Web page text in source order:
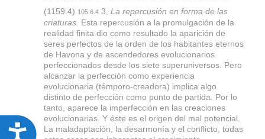
A
(1159.4) 105:6.43. La repercusión en forma de las
criaturas. Esta repercusión a la promulgación de la
realidad finita dio como resultado la aparición de
seres perfectos de la orden de los habitantes eternos
de Havona y de ascendedores evolucionarios
perfeccionados desde los siete superuniversos. Pero
alcanzar la perfección como experiencia
evolucionaria (témporo-creadora) implica algo
distinto de perfección como punto de partida. Por lo
tanto, aparece la imperfección en las creaciones
evolucionarias. Y éste es el origen del mal potencial.
La maladaptación, la desarmonía y el conflicto, todas